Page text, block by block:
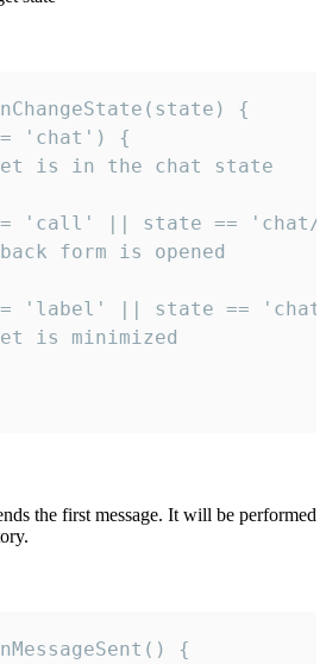
{
'chat') {
is in the chat state
'call' || state ==
form is opened
'label' || state ==
is minimized
the first message. It will be performed
{